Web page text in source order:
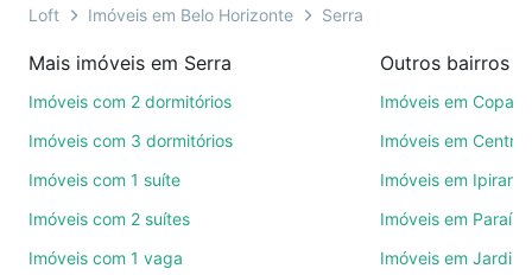
ainda conta com mais de 46 mil corretores e
de imóveis.
ruas, bairros e até condomínios favoritos. Você
também pode usar os filtros como quantidade de
quartos, suítes, com ou sem vaga de garagem para
Loft Imóveis em Belo Horizonte Serra
Mais imóveis em Serra
Imóveis com 2 dormitórios
Imóveis com 3 dormitórios
Imóveis com 1 suíte
Imóveis com 2 suítes
Imóveis com 1 vaga
Imóveis em
Imóveis em Centro
Imóveis em
Imóveis em Paraíso
Imóveis em Jardim